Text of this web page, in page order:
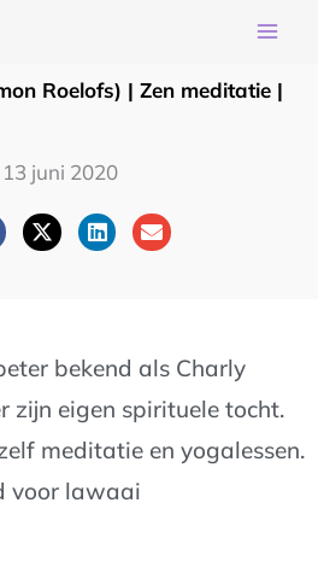
Roelofs) | Zen meditatie |
13 juni 2020
bekend als Charly
zijn eigen spirituele tocht.
meditatie en yogalessen.
voor lawaai